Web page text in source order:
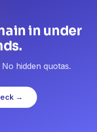
in under
hidden quotas.
→